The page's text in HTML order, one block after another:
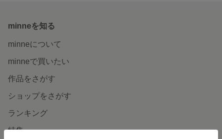
minneを知る
minneについて
minneで買いたい
作品をさがす
ショップをさがす
ランキング
特集